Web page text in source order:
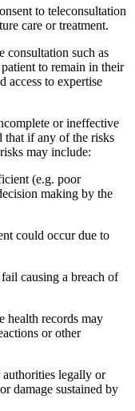
to teleconsultation
care or treatment.
consultation such as
to remain in their
access to expertise
or ineffective
that if any of the risks
may include:
(e.g. poor
making by the
could occur due to
causing a breach of
health records may
or other
legally or
damage sustained by